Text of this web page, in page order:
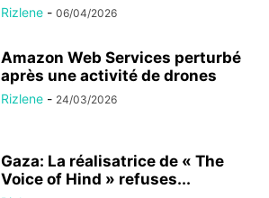
Rizlene - 06/04/2026
Amazon Web Services perturbé
après une activité de drones
Rizlene - 24/03/2026
Gaza: La réalisatrice de « The
Voice of Hind » refuses...